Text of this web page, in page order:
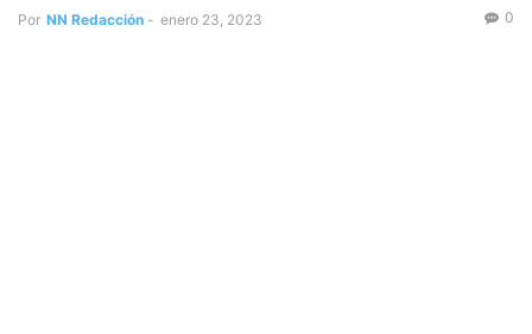
Por NN Redacción - enero 23, 2023 0